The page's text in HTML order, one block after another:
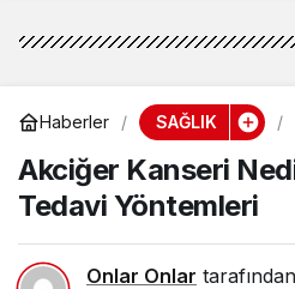
Haberler SAĞLIK
Akciğer Kanseri
Tedavi Yöntemleri
Onlar Onlar